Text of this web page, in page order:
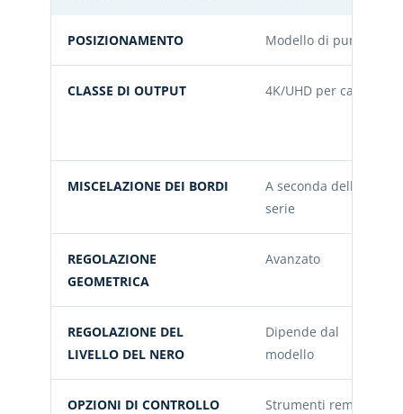
POSIZIONAMENTO Modello di punta
CLASSE DI OUTPUT 4K/UHD per canale
MISCELAZIONE DEI BORDI
A seconda della
serie
REGOLAZIONE
GEOMETRICA
Avanzato
REGOLAZIONE DEL
LIVELLO DEL NERO
Dipende dal
modello
OPZIONI DI CONTROLLO
Strumenti remoti,